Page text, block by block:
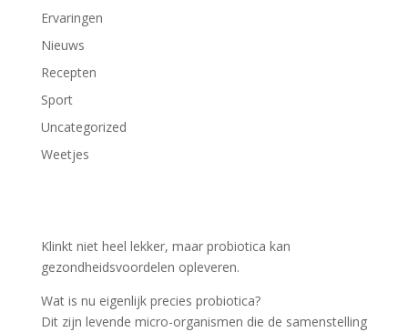
Ervaringen
Nieuws
Recepten
Sport
Uncategorized
Weetjes
Klinkt niet heel lekker, maar probiotica kan
gezondheidsvoordelen opleveren.
Wat is nu eigenlijk precies probiotica?
Dit zijn levende micro-organismen die de samenstelling